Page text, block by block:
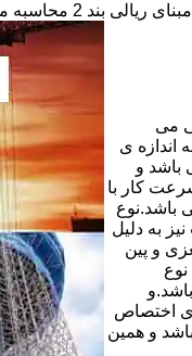
می
اندازه ی
باشد و
و سرعت کار با
باشد.نوع
به دلیل
و پین
اختصاص
و همین